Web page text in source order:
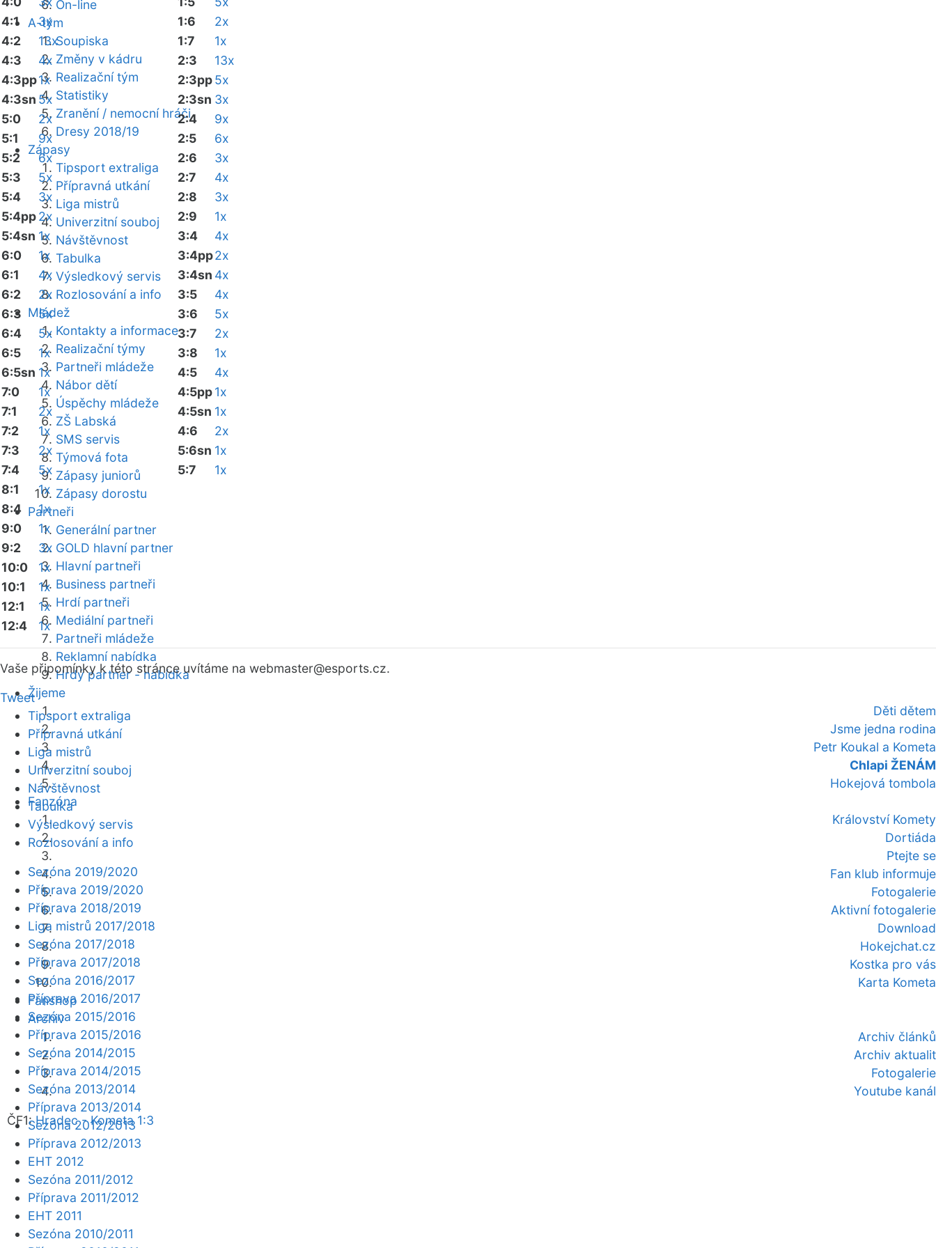
On-line
A-tým
Soupiska
Změny v kádru
Realizační tým
Statistiky
Zranění / nemocní hráči
Dresy 2018/19
Zápasy
Tipsport extraliga
Přípravná utkání
Liga mistrů
Univerzitní souboj
Návštěvnost
Tabulka
Výsledkový servis
Rozlosování a info
Mládež
Kontakty a informace
Realizační týmy
Partneři mládeže
Nábor dětí
Úspěchy mládeže
ZŠ Labská
SMS servis
Týmová fota
Zápasy juniorů
Zápasy dorostu
Partneři
Generální partner
GOLD hlavní partner
Hlavní partneři
Business partneři
Hrdí partneři
Mediální partneři
Partneři mládeže
Reklamní nabídka
Hrdý partner - nabídka
Žijeme
Děti dětem
Jsme jedna rodina
Petr Koukal a Kometa
Chlapi ŽENÁM
Hokejová tombola
Fanzóna
Království Komety
Dortiáda
Ptejte se
Fan klub informuje
Fotogalerie
Aktivní fotogalerie
Download
Hokejchat.cz
Kostka pro vás
Karta Kometa
Fanshop
Archiv
Archiv článků
Archiv aktualit
Fotogalerie
Youtube kanál
ČF1:Hradec - Kometa 1:3
4:1
3x
4:2
13x
4:3
4x
4:3pp1x
4:3sn 5x
5:0
2x
5:1
9x
5:2
6x
5:3
5x
5:4
3x
5:4pp2x
5:4sn 1x
6:0
1x
6:1
4x
6:2
2x
6:3
5x
6:4
5x
6:5
1x
6:5sn 1x
7:0
1x
7:1
2x
7:2
1x
7:3
2x
7:4
5x
8:1
1x
8:4
1x
9:0
1x
9:2
3x
10:0
1x
10:1
1x
12:1
1x
12:4
1x
1:6
2x
1:7
1x
2:3
13x
2:3pp5x
2:3sn 3x
2:4
9x
2:5
6x
2:6
3x
2:7
4x
2:8
3x
2:9
1x
3:4
4x
3:4pp2x
3:4sn 4x
3:5
4x
3:6
5x
3:7
2x
3:8
1x
4:5
4x
4:5pp1x
4:5sn 1x
4:6
2x
5:6sn 1x
5:7
1x
Vaše připomínky k této stránce uvítáme na webmaster@esports.cz.
Tweet
Tipsport extraliga
Přípravná utkání
Liga mistrů
Univerzitní souboj
Návštěvnost
Tabulka
Výsledkový servis
Rozlosování a info
Sezóna 2019/2020
Příprava 2019/2020
Příprava 2018/2019
Liga mistrů 2017/2018
Sezóna 2017/2018
Příprava 2017/2018
Sezóna 2016/2017
Příprava 2016/2017
Sezóna 2015/2016
Příprava 2015/2016
Sezóna 2014/2015
Příprava 2014/2015
Sezóna 2013/2014
Příprava 2013/2014
Sezóna 2012/2013
Příprava 2012/2013
EHT 2012
Sezóna 2011/2012
Příprava 2011/2012
EHT 2011
Sezóna 2010/2011